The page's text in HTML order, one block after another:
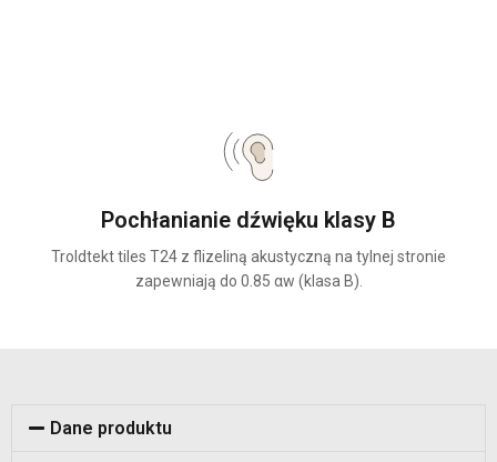
Pochłanianie dźwięku klasy B
Troldtekt tiles T24 z flizeliną akustyczną na tylnej stronie
zapewniają do 0.85 αw (klasa B).
Dane produktu